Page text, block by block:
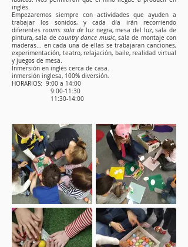
inglés.
Empezaremos siempre con actividades que ayuden a
trabajar los sonidos, y cada día irán recorriendo
diferentes rooms: sala de luz negra, mesa del luz, sala de
pintura, sala de country dance music, sala de montaje con
maderas... en cada una de ellas se trabajaran canciones,
experimentación, teatro, relajación, baile, realidad virtual
y juegos de mesa.
Inmersión en inglés cerca de casa.
inmersión inglesa, 100% diversión.
HORARIOS: 9:00 a 14:00
9:00-11:30
11:30-14:00